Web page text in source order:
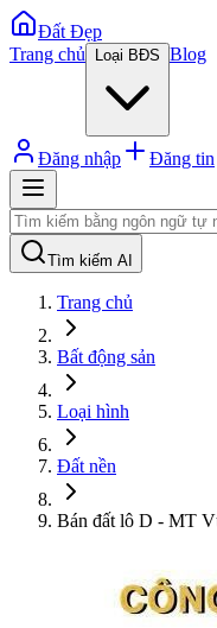
Đất Đẹp
Trang chủ
Loại BĐS Blog
Đăng nhập Đăng tin
Tìm kiếm AI
Trang chủ
Bất động sản
Loại hình
Đất nền
Bán đất lô D - MT